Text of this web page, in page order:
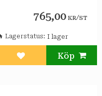
765,00 KR/ST
Lägg till i favoriter
Lagerstatus